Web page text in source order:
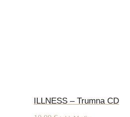
ILLNESS – Trumna CD